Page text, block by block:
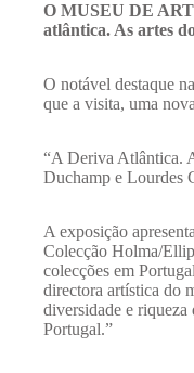
O MUSEU DE
atlântica. As artes
O notável destaque
que a visita, uma
“A Deriva Atlântica.
Duchamp e Lourdes
A exposição
Colecção Holma/
colecções em
directora artística do
diversidade e riqueza
Portugal.”